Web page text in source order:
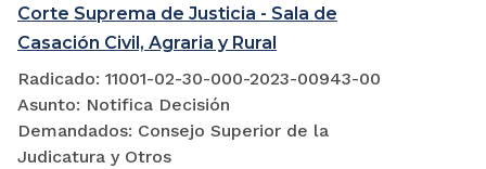
Corte Suprema de Justicia - Sala de
Casación Civil, Agraria y Rural
Radicado: 11001-02-30-000-2023-00943-00
Asunto: Notifica Decisión
Demandados: Consejo Superior de la
Judicatura y Otros